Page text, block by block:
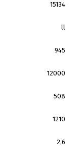
15134
ll
945
12000
508
1210
2,6